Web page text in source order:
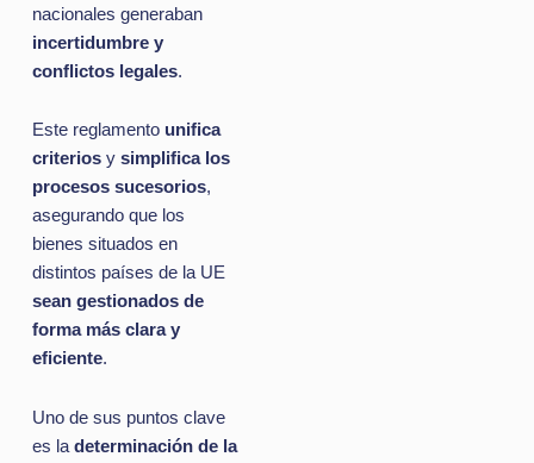
nacionales generaban
incertidumbre y
conflictos legales.
Este reglamento unifica
criteriosy simplifica los
procesos sucesorios,
asegurando que los
bienes situados en
distintos países de la UE
sean gestionados de
forma más clara y
eficiente.
Uno de sus puntos clave
es la determinación de la